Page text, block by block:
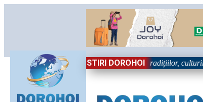
STIRI DOROHOI
în Sărbătoare!” – trei zile dedicate tradițiilor, culturii și